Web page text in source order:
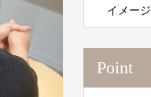
イメージ
Point